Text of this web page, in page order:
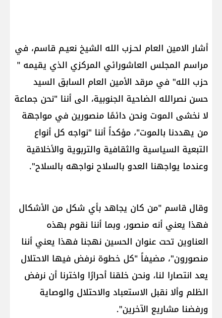
أشار الامين العام لحـزب الله الشيخ نعيـم قاسم، في
مراسم المجلس العاشورائي المركزي الذي يقيمه "​
حزب الله​" في مرقد الأمين العام السابق السيد
حسن نصرالله الضاحية الجنوبية، الى أننا "نحن جماعة
لا نخشى الموت ونحن دائمًا منصورين في مواجهة
من يهددنا بالموت"، مؤكداً أننا "نواجه كل أنواع
التبعية السياسية والثقافية والتربوية والأخلاقية
وعندما يواجهنا العدو بالسلاح نواجهه بالسلاح".
وقال قاسم "من كان يجاهد بأي شكل من الأشكال
فهذا يعني أنه منصور، وبما أننا نقوم بهذه
العناوين تحت عنوان الحسين نهجنا فهذا يعني أننا
منصورون"، مضيفاً "كل خطوة نرفض فيها الاحتلال
يعد انتصارا لنا، ونحن خلقنا أحرارًا واخترنا أن نرفض
الظلم وألا نقبل الاستعباد والاحتلال والوصاية
ورفضنا مشاريع الآخرين".